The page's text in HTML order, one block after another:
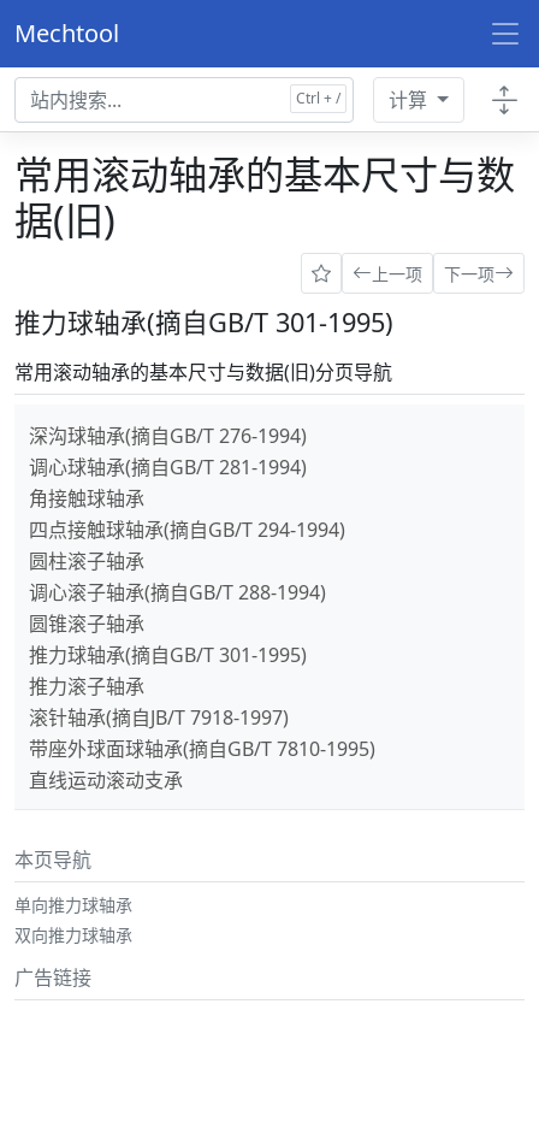
Mechtool
计算
常用滚动轴承的基本尺寸与数
据(旧)
上一项 下一项
推力球轴承(摘自GB/T 301-1995)
常用滚动轴承的基本尺寸与数据(旧)分页导航
深沟球轴承(摘自GB/T 276-1994)
调心球轴承(摘自GB/T 281-1994)
角接触球轴承
四点接触球轴承(摘自GB/T 294-1994)
圆柱滚子轴承
调心滚子轴承(摘自GB/T 288-1994)
圆锥滚子轴承
推力球轴承(摘自GB/T 301-1995)
推力滚子轴承
滚针轴承(摘自JB/T 7918-1997)
带座外球面球轴承(摘自GB/T 7810-1995)
直线运动滚动支承
本页导航
单向推力球轴承
双向推力球轴承
广告链接